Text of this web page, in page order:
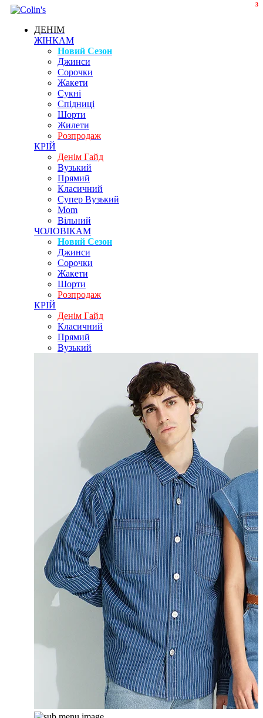
ДЕНІМ
ЖІНКАМ
Новий Сезон
Джинси
Сорочки
Жакети
Сукні
Спідниці
Шорти
Жилети
Розпродаж
КРІЙ
Денім Гайд
Вузький
Прямий
Класичний
Супер Вузький
Mom
Вільний
ЧОЛОВІКАМ
Новий Сезон
Джинси
Сорочки
Жакети
Шорти
Розпродаж
КРІЙ
Денім Гайд
Класичний
Прямий
Вузький
3